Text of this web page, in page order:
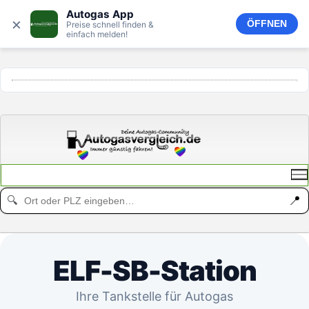
× Autogas App
Preise schnell finden &
einfach melden!
ÖFFNEN
🔍 📍
ELF-SB-Station
Ihre Tankstelle für Autogas